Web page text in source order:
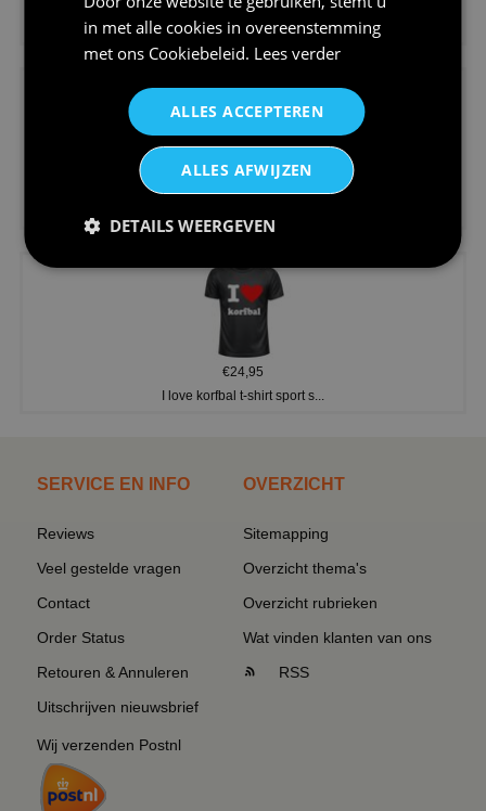
€24,95
Koningsdag shirt heren v-hals ...
€24,95
I love korfbal t-shirt sport s...
SERVICE EN INFO
Reviews
Veel gestelde vragen
Contact
Order Status
Retouren & Annuleren
Uitschrijven nieuwsbrief
Wij verzenden Postnl
OVERZICHT
Sitemapping
Overzicht thema's
Overzicht rubrieken
Wat vinden klanten van ons
RSS
in met alle cookies in overeenstemming
met ons Cookiebeleid. Lees verder
ALLES ACCEPTEREN
ALLES AFWIJZEN
DETAILS WEERGEVEN